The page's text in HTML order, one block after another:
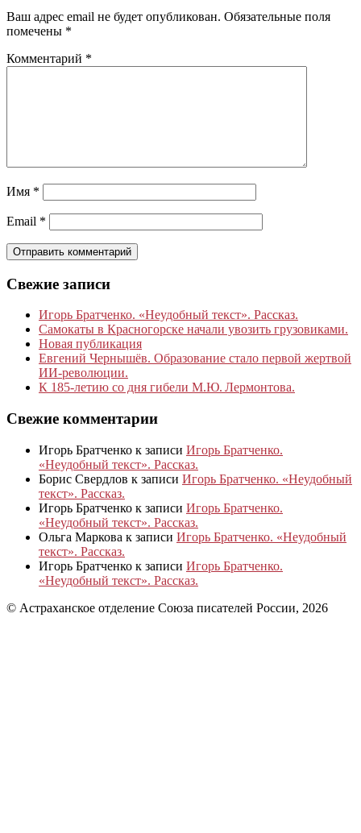
Ваш адрес email не будет опубликован. Обязательные поля
помечены *
Комментарий *
Имя *
Email *
Свежие записи
Игорь Братченко. «Неудобный текст». Рассказ.
Самокаты в Красногорске начали увозить грузовиками.
Новая публикация
Евгений Чернышёв. Образование стало первой жертвой
ИИ-революции.
К 185‑летию со дня гибели М.Ю. Лермонтова.
Свежие комментарии
Игорь Братченко к записи Игорь Братченко.
«Неудобный текст». Рассказ.
Борис Свердлов к записи Игорь Братченко. «Неудобный
текст». Рассказ.
Игорь Братченко к записи Игорь Братченко.
«Неудобный текст». Рассказ.
Ольга Маркова к записи Игорь Братченко. «Неудобный
текст». Рассказ.
Игорь Братченко к записи Игорь Братченко.
«Неудобный текст». Рассказ.
© Астраханское отделение Союза писателей России, 2026